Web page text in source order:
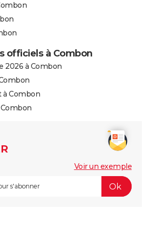
officiels à Combon
2026 à Combon
à Combon
Combon
Voir un exemple